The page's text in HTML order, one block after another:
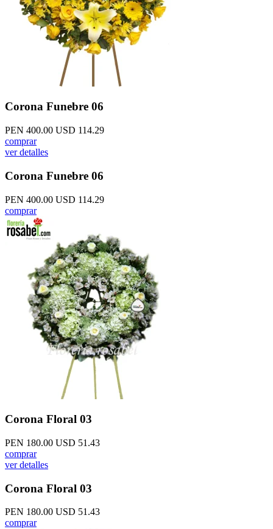
Corona Funebre 06
PEN 400.00 USD 114.29
comprar
ver detalles
Corona Funebre 06
PEN 400.00 USD 114.29
comprar
Corona Floral 03
PEN 180.00 USD 51.43
comprar
ver detalles
Corona Floral 03
PEN 180.00 USD 51.43
comprar